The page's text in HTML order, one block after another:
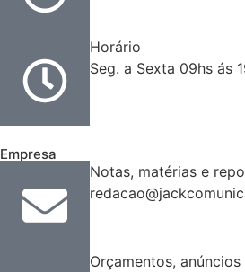
Horário
Seg. a Sexta 09hs ás
Empresa
Notas, matérias e
Orçamentos,